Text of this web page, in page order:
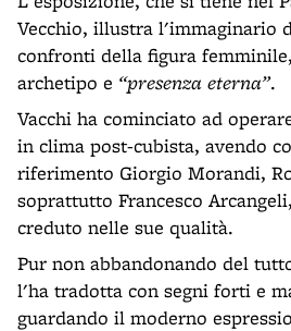
Vecchio, illustra l'immaginario
confronti della figura
archetipo e “presenza eterna”.
Vacchi ha cominciato ad
in clima post-cubista, avendo
riferimento Giorgio Morandi,
soprattutto Francesco
creduto nelle sue qualità.
Pur non abbandonando del
l'ha tradotta con segni forti e
guardando il moderno